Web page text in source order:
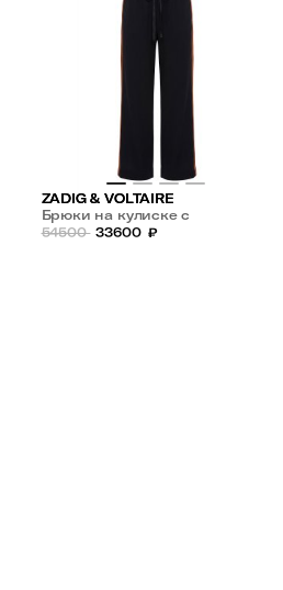
ZADIG & VOLTAIRE
Брюки на кулиске с
лампасами
54500 33600 ₽